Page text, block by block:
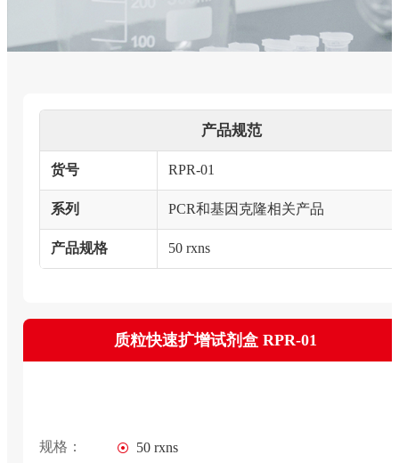
产品规范
货号 RPR-01
系列 PCR和基因克隆相关产品
产品规格 50 rxns
质粒快速扩增试剂盒 RPR-01
规格： 50 rxns